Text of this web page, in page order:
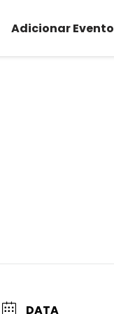
Adicionar Evento
DATA